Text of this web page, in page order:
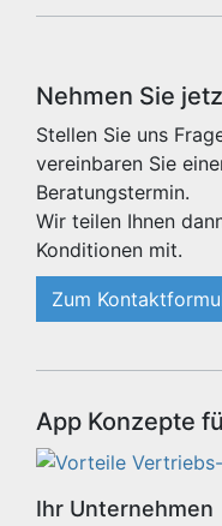
Nehmen Sie
Stellen Sie uns
vereinbaren Sie
Beratungstermin.
Wir teilen Ihnen
Konditionen mit.
Zum
App Konzepte
Ihr Unternehmen